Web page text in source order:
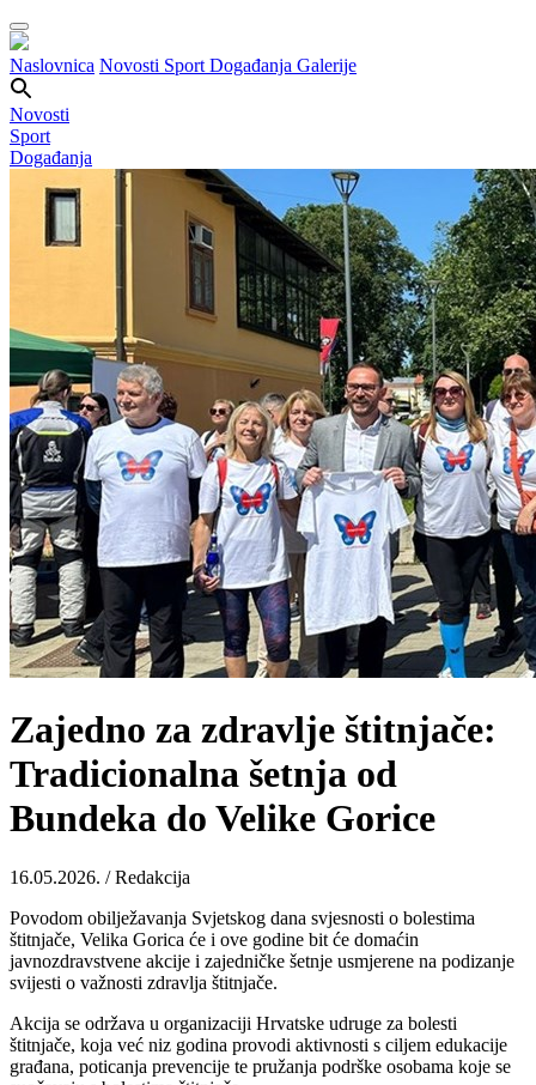
Naslovnica Novosti Sport Događanja Galerije
Novosti
Sport
Događanja
Zajedno za zdravlje štitnjače:
Tradicionalna šetnja od
Bundeka do Velike Gorice
16.05.2026. / Redakcija
Povodom obilježavanja Svjetskog dana svjesnosti o bolestima
štitnjače, Velika Gorica će i ove godine bit će domaćin
javnozdravstvene akcije i zajedničke šetnje usmjerene na podizanje
svijesti o važnosti zdravlja štitnjače.
Akcija se održava u organizaciji Hrvatske udruge za bolesti
štitnjače, koja već niz godina provodi aktivnosti s ciljem edukacije
građana, poticanja prevencije te pružanja podrške osobama koje se